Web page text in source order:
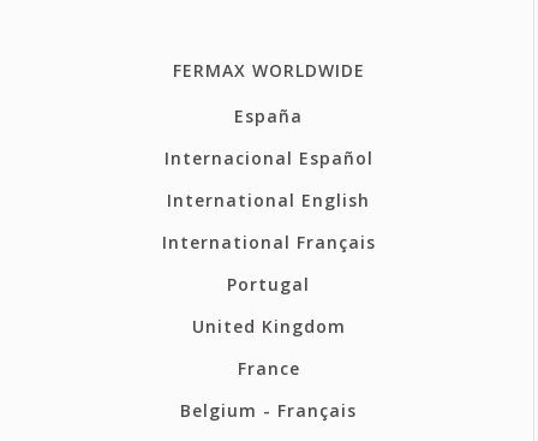
FERMAX WORLDWIDE
España
Internacional Español
International English
International Français
Portugal
United Kingdom
France
Belgium - Français